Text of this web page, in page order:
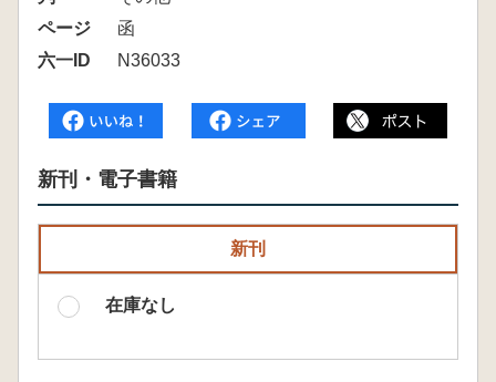
ページ
函
六一ID
N36033
新刊・電子書籍
新刊
在庫なし